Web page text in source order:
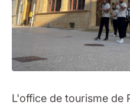
L'office de tourisme de